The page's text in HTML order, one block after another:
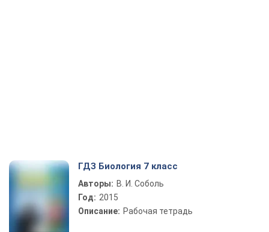
ГДЗ Биология 7 класс
Авторы: В. И. Соболь
Год: 2015
Описание: Рабочая тетрадь